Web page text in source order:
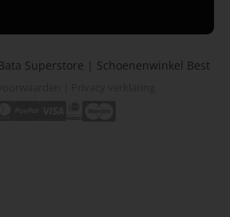
Superstore | Schoenenwinkel Best